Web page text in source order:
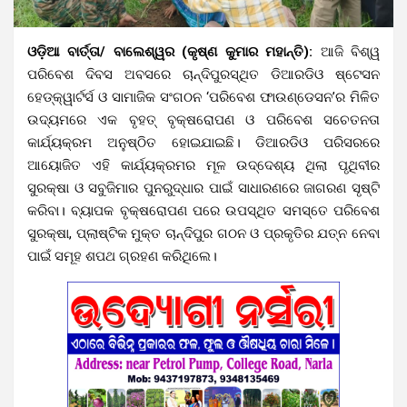
ଓଡ଼ିଆ ବାର୍ତ୍ତା/ ବାଲେଶ୍ୱର (କୃଷ୍ଣ କୁମାର ମହାନ୍ତି): ଆଜି ବିଶ୍ୱ
ପରିବେଶ ଦିବସ ଅବସରେ ଚାନ୍ଦିପୁରସ୍ଥିତ ଡିଆରଡିଓ ଷ୍ଟେସନ
ହେଡ୍‌କ୍ୱାର୍ଟର୍ସ ଓ ସାମାଜିକ ସଂଗଠନ ‘ପରିବେଶ ଫାଉଣ୍ଡେସନ’ର ମିଳିତ
ଉଦ୍ୟମରେ ଏକ ବୃହତ୍ ବୃକ୍ଷରୋପଣ ଓ ପରିବେଶ ସଚେତନତା
କାର୍ଯ୍ୟକ୍ରମ ଅନୁଷ୍ଠିତ ହୋଇଯାଇଛି। ଡିଆରଡିଓ ପରିସରରେ
ଆୟୋଜିତ ଏହି କାର୍ଯ୍ୟକ୍ରମର ମୂଳ ଉଦ୍ଦେଶ୍ୟ ଥିଲା ପୃଥିବୀର
ସୁରକ୍ଷା ଓ ସବୁଜିମାର ପୁନରୁଦ୍ଧାର ପାଇଁ ସାଧାରଣରେ ଜାଗରଣ ସୃଷ୍ଟି
କରିବା। ବ୍ୟାପକ ବୃକ୍ଷରୋପଣ ପରେ ଉପସ୍ଥିତ ସମସ୍ତେ ପରିବେଶ
ସୁରକ୍ଷା, ପ୍ଲାଷ୍ଟିକ ମୁକ୍ତ ଚାନ୍ଦିପୁର ଗଠନ ଓ ପ୍ରକୃତିର ଯତ୍ନ ନେବା
ପାଇଁ ସମୂହ ଶପଥ ଗ୍ରହଣ କରିଥିଲେ।